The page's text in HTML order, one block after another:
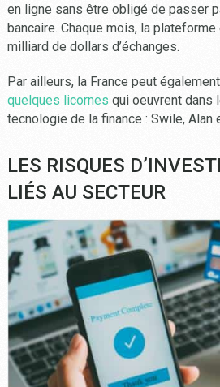
en ligne sans être obligé de passer
bancaire. Chaque mois, la plateforme
milliard de dollars d’échanges.
Par ailleurs, la France peut
quelques licornes qui oeuvrent dans
tecnologie de la finance : Swile, Alan
LES RISQUES
LIÉS AU SECTEUR